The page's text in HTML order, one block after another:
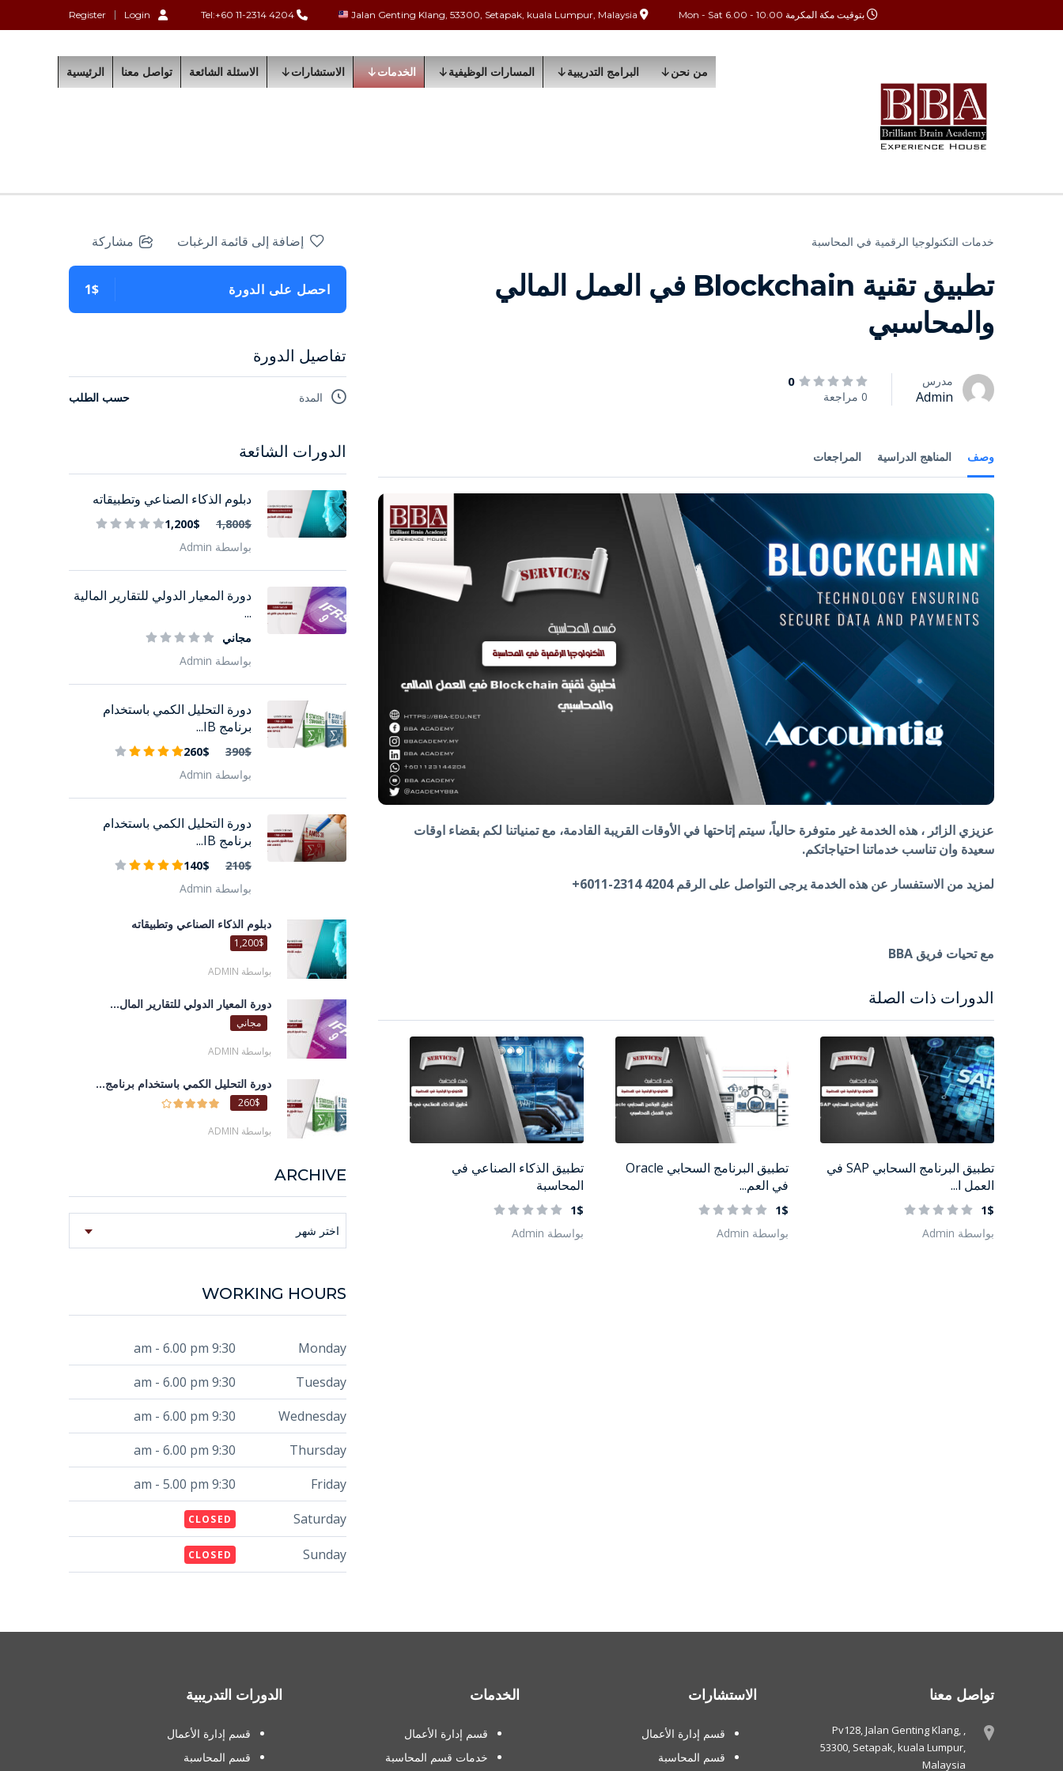
Login
Register بتوقيت مكة المكرمة Mon - Sat 6.00 - 10.00
من نحن الرئيسية البرامج التدريبية المسارات الوظيفية الخدمات الاستشارات الاسئلة الشائعة تواصل معنا
خدمات التكنولوجيا الرقمية في المحاسبة
تطبيق تقنية Blockchain في العمل المالي
والمحاسبي
مدرس
Admin
0
0 مراجعة
وصف المناهج الدراسية المراجعات
عزيزي الزائر ، هذه الخدمة غير متوفرة حالياً، سيتم إتاحتها في الأوقات القريبة القادمة، مع تمنياتنا لكم بقضاء اوقات
سعيدة وان تناسب خدماتنا احتياجاتكم.
لمزيد من الاستفسار عن هذه الخدمة يرجى التواصل على الرقم 4204 2314-6011+
مع تحيات فريق BBA
الدورات ذات الصلة
تطبيق البرنامج السحابي SAP في
العمل ا...
1$
بواسطة Admin
تطبيق البرنامج السحابي Oracle
في العم...
1$
بواسطة Admin
تطبيق الذكاء الصناعي في
المحاسبة
1$
بواسطة Admin
إضافة إلى قائمة الرغبات مشاركة
احصل على الدورة 1$
تفاصيل الدورة
المدة حسب الطلب
الدورات الشائعة
دبلوم الذكاء الصناعي وتطبيقاته
1,800$
1,200$
بواسطة Admin
دورة المعيار الدولي للتقارير المالية
...
مجاني
بواسطة Admin
دورة التحليل الكمي باستخدام
برنامج IB...
390$
260$
بواسطة Admin
دورة التحليل الكمي باستخدام
برنامج IB...
210$
140$
بواسطة Admin
دبلوم الذكاء الصناعي وتطبيقاته
1,200$
بواسطة ADMIN
دورة المعيار الدولي للتقارير المال...
مجاني
بواسطة ADMIN
دورة التحليل الكمي باستخدام برنامج...
260$
بواسطة ADMIN
ARCHIVE
اختر شهر
WORKING HOURS
Monday
9:30 am - 6.00 pm
Tuesday
9:30 am - 6.00 pm
Wednesday
9:30 am - 6.00 pm
Thursday
9:30 am - 6.00 pm
Friday
9:30 am - 5.00 pm
Saturday
CLOSED
Sunday
CLOSED
تواصل معنا
Pv128, Jalan Genting Klang, ,
53300, Setapak, kuala Lumpur,
Malaysia
الاستشارات
قسم إدارة الأعمال
قسم المحاسبة
الخدمات
قسم إدارة الأعمال
خدمات قسم المحاسبة
الدورات التدريبية
قسم إدارة الأعمال
قسم المحاسبة